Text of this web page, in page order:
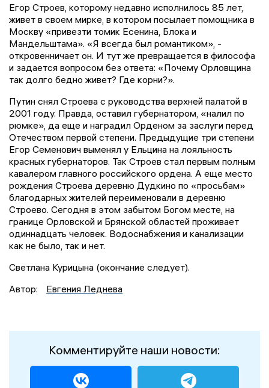
Егор Строев, которому недавно исполнилось 85 лет,
живет в своем мирке, в котором посылает помощника в
Москву «привезти томик Есенина, Блока и
Мандельштама». «Я всегда был романтиком», -
откровенничает он. И тут же превращается в философа
и задается вопросом без ответа: «Почему Орловщина
так долго бедно живет? Где корни?».
Путин снял Строева с руководства верхней палатой в
2001 году. Правда, оставил губернатором, «налил по
рюмке», да еще и наградил Орденом за заслуги перед
Отечеством первой степени. Предыдущие три степени
Егор Семенович выменял у Ельцина на лояльность
красных губернаторов. Так Строев стал первым полным
кавалером главного российского ордена. А еще место
рождения Строева деревню Дудкино по «просьбам»
благодарных жителей переименовали в деревню
Строево. Сегодня в этом забытом Богом месте, на
границе Орловской и Брянской областей проживает
одиннадцать человек. Водоснабжения и канализации
как не было, так и нет.
Светлана Курицына (окончание следует).
Автор:
Евгения Леднева
Комментируйте наши новости: